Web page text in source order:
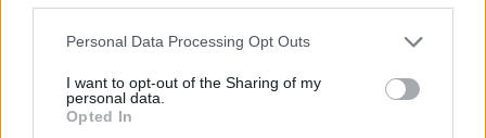
Please note that this website/app uses one or more Google
not limited to your visit or usage behaviour. You may click to
grant or deny consent to Google and its third-party tags to
use your data for below specified purposes in below Google
Personal Data Processing Opt Outs
I want to opt-out of the Sharing of my
personal data.
Opted In
Uzununu Kiraladı!
07/AUG/26 15:43
Galatasaray, uzun rotasyonuna